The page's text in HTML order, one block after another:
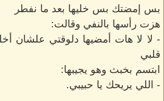
بس إمضتك بس خليها بعد ما نفطر
هزت رأسها بالنفي وقالت:
- لا لا هات أمضيها دلوقتي علشان
قلبي
ابتسم بخبث وهو يجيبها:
- اللي يريحك يا حبيبي.